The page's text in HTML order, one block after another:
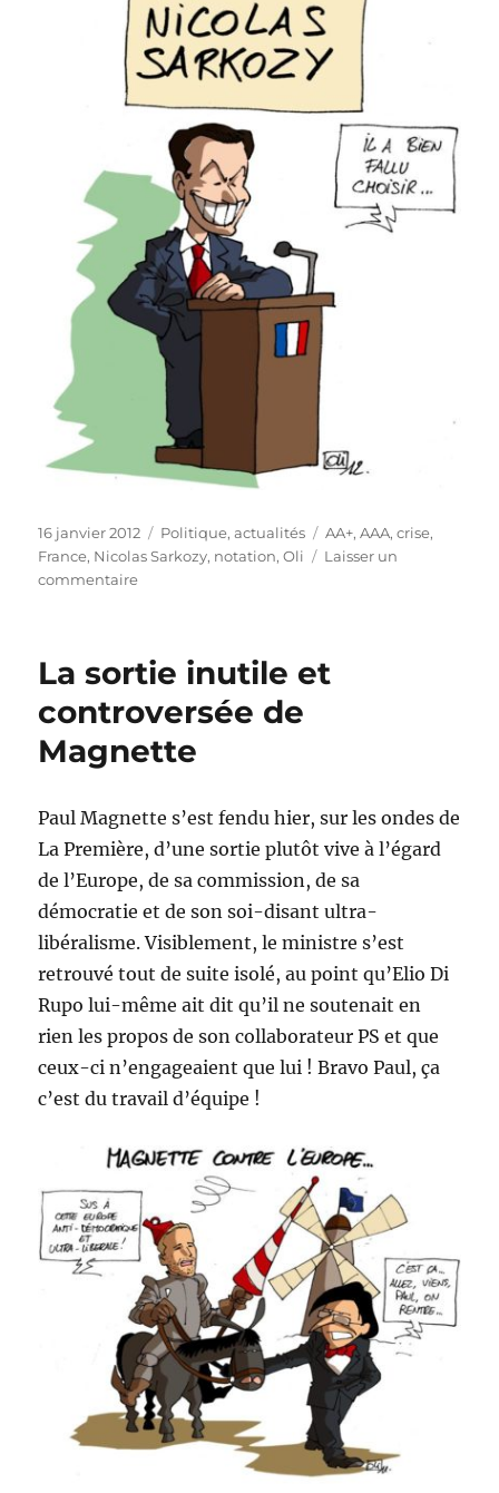
Publié
le
16 janvier 2012 Catégories
Politique, actualités Étiquettes
AA+,AAA,crise,
France, Nicolas Sarkozy, notation,Oli
Laisser un
commentairesur
son
A
!
La sortie inutile et
controversée de
Magnette
Paul Magnette s’est fendu hier, sur les ondes de
La Première, d’une sortie plutôt vive à l’égard
de l’Europe, de sa commission, de sa
démocratie et de son soi-disant ultra-
libéralisme. Visiblement, le ministre s’est
retrouvé tout de suite isolé, au point qu’Elio Di
Rupo lui-même ait dit qu’il ne soutenait en
rien les propos de son collaborateur PS et que
ceux-ci n’engageaient que lui ! Bravo Paul, ça
c’est du travail d’équipe !